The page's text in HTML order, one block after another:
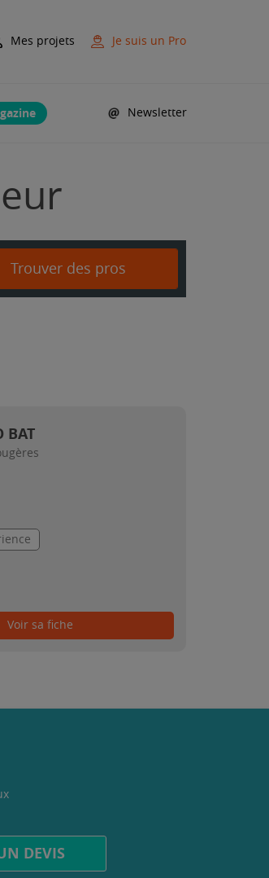
Mes projets Je suis un Pro
Newsletter
Trouver des pros
BAT
Voir sa fiche
DEVIS